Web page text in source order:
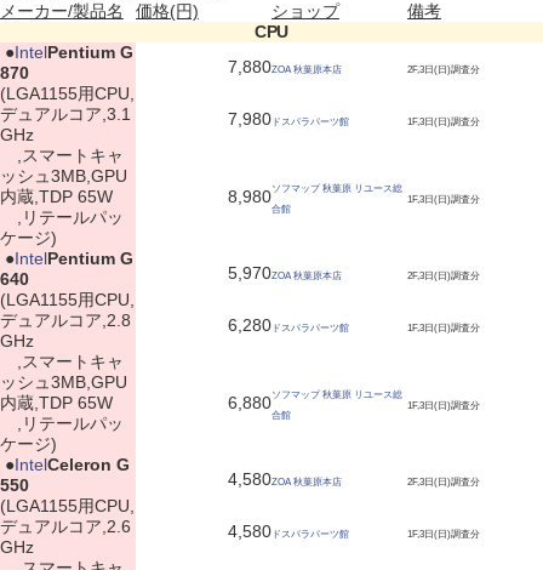
メーカー/製品名 価格(円) ショップ
備考
CPU
●IntelPentium G
870
(LGA1155用CPU,
デュアルコア,3.1
GHz
,スマートキャ
ッシュ3MB,GPU
内蔵,TDP 65W
,リテールパッ
ケージ)
7,880ZOA 秋葉原本店 2F,3日(日)調査分
7,980 ドスパラパーツ館 1F,3日(日)調査分
8,980ソフマップ 秋葉原 リユース総
合館
1F,3日(日)調査分
●IntelPentium G
640
(LGA1155用CPU,
デュアルコア,2.8
GHz
,スマートキャ
ッシュ3MB,GPU
内蔵,TDP 65W
,リテールパッ
ケージ)
5,970ZOA 秋葉原本店 2F,3日(日)調査分
6,280 ドスパラパーツ館 1F,3日(日)調査分
6,880ソフマップ 秋葉原 リユース総
合館
1F,3日(日)調査分
●IntelCeleron G
550
(LGA1155用CPU,
デュアルコア,2.6
GHz
4,580ZOA 秋葉原本店 2F,3日(日)調査分
4,580 ドスパラパーツ館 1F,3日(日)調査分